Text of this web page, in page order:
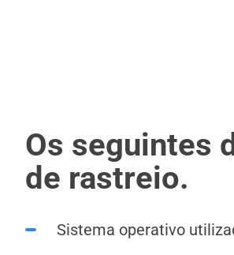
Os seguintes
de rastreio.
Sistema operativo